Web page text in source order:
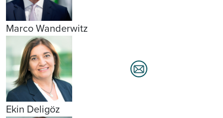
Marco Wanderwitz
Ekin Deligöz